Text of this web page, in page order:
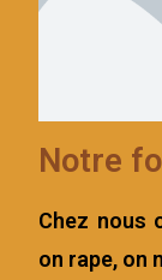
Notre
Chez nous
on rape, on